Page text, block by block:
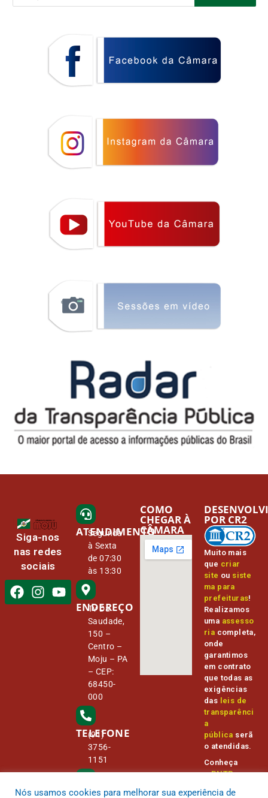
Siga-nos
nas redes
sociais
ATENDIMENTO
Segunda
à Sexta
de 07:30
às 13:30
ENDEREÇO
Tv Da
Saudade,
150 –
Centro –
Moju – PA
– CEP:
68450-
000
TELEFONE
(91)
3756-
1151
COMO
CHEGAR À
CÂMARA
Muito mais
que criar
site ou siste
ma para
prefeituras!
Realizamos
uma assesso
ria completa,
onde
garantimos
em contrato
que todas as
exigências
das leis de
transparênci
a
pública serã
o atendidas.
Conheça
oPNTPe
POR CR2
Nós usamos cookies para melhorar sua experiência de